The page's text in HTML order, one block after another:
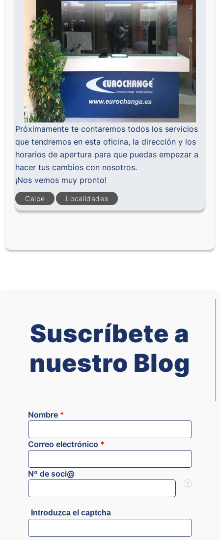
Próximamente te contaremos todos los servicios
que tendremos en esta oficina, la dirección y los
horarios de apertura para que puedas empezar a
hacer tus cambios con nosotros.
¡Nos vemos muy pronto!
Calpe Localidades
Suscríbete a
nuestro Blog
Nombre *
Correo electrónico *
Nº de soci@
?
Introduzca el captcha